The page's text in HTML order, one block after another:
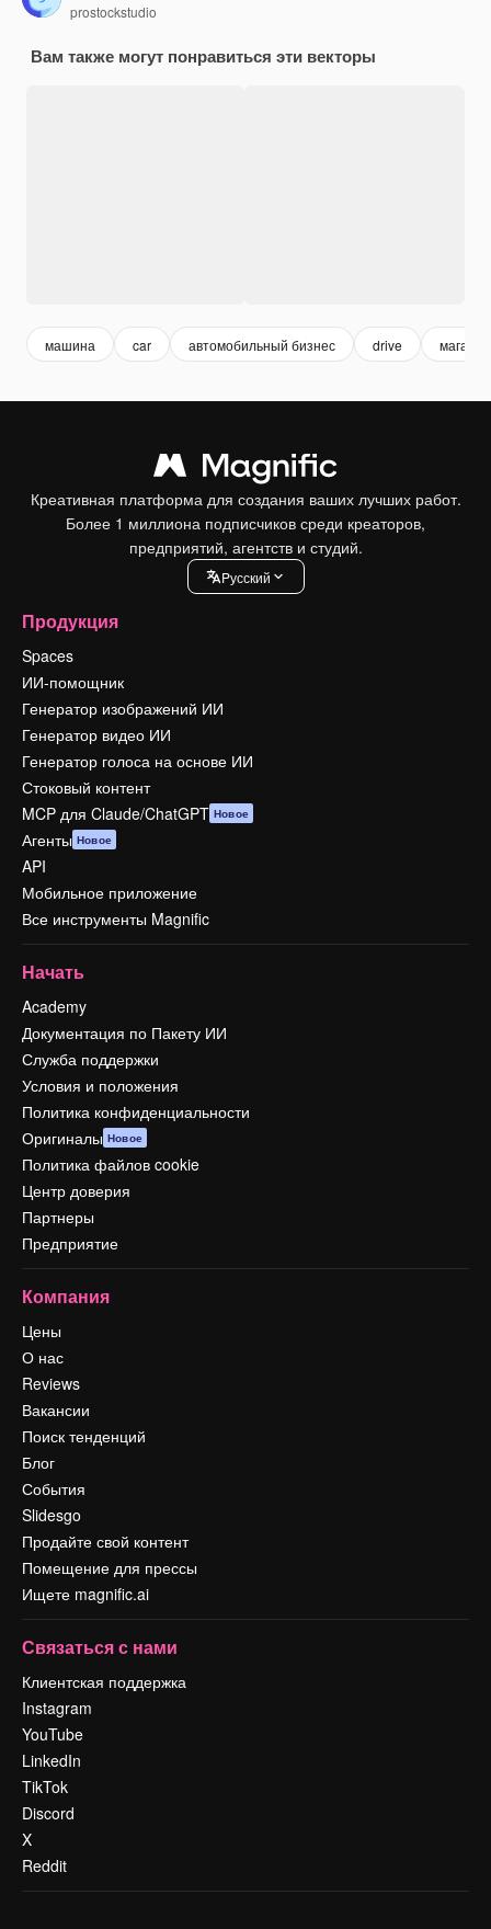
prostockstudio
Вам также могут понравиться эти векторы
машина car автомобильный бизнес drive магазин
Креативная платформа для создания ваших лучших работ.
Более 1 миллиона подписчиков среди креаторов,
предприятий, агентств и студий.
Pусский
Продукция
Spaces
ИИ-помощник
Генератор изображений ИИ
Генератор видео ИИ
Генератор голоса на основе ИИ
Стоковый контент
MCP для Claude/ChatGPT Новое
Агенты Новое
API
Мобильное приложение
Все инструменты Magnific
Начать
Academy
Документация по Пакету ИИ
Служба поддержки
Условия и положения
Политика конфиденциальности
Оригиналы Новое
Политика файлов cookie
Центр доверия
Партнеры
Предприятие
Компания
Цены
О нас
Reviews
Вакансии
Поиск тенденций
Блог
События
Slidesgo
Продайте свой контент
Помещение для прессы
Ищете magnific.ai
Связаться с нами
Клиентская поддержка
Instagram
YouTube
LinkedIn
TikTok
Discord
X
Reddit